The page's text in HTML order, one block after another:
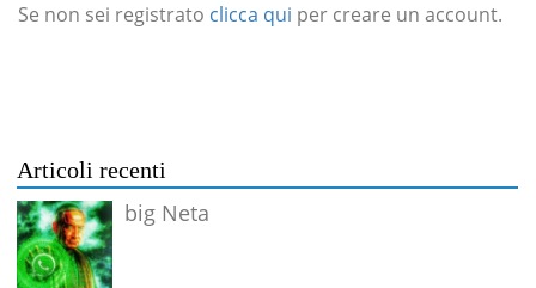
Se non sei registrato clicca qui per creare un account.
Articoli recenti
big Neta